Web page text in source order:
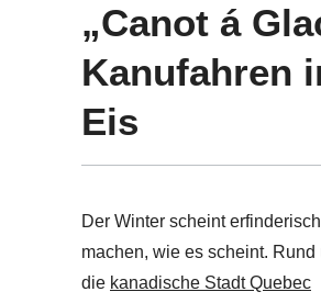
„Canot á
Kanufahren
Eis
Der Winter scheint
machen, wie es scheint. Rund
die kanadische Stadt Quebec